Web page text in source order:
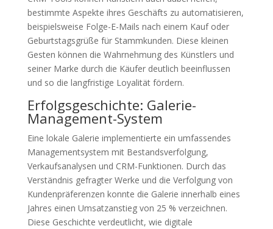
bestimmte Aspekte ihres Geschäfts zu automatisieren,
beispielsweise Folge-E-Mails nach einem Kauf oder
Geburtstagsgrüße für Stammkunden. Diese kleinen
Gesten können die Wahrnehmung des Künstlers und
seiner Marke durch die Käufer deutlich beeinflussen
und so die langfristige Loyalität fördern.
Erfolgsgeschichte: Galerie-
Management-System
Eine lokale Galerie implementierte ein umfassendes
Managementsystem mit Bestandsverfolgung,
Verkaufsanalysen und CRM-Funktionen. Durch das
Verständnis gefragter Werke und die Verfolgung von
Kundenpräferenzen konnte die Galerie innerhalb eines
Jahres einen Umsatzanstieg von 25 % verzeichnen.
Diese Geschichte verdeutlicht, wie digitale